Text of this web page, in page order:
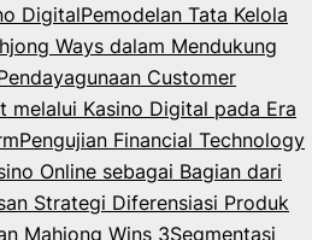
DigitalPemodelan Tata Kelola
Ways dalam Mendukung
Customer
melalui Kasino Digital pada Era
Pengujian Financial Technology
Online sebagai Bagian dari
Strategi Diferensiasi Produk
Mahjong Wins 3Segmentasi